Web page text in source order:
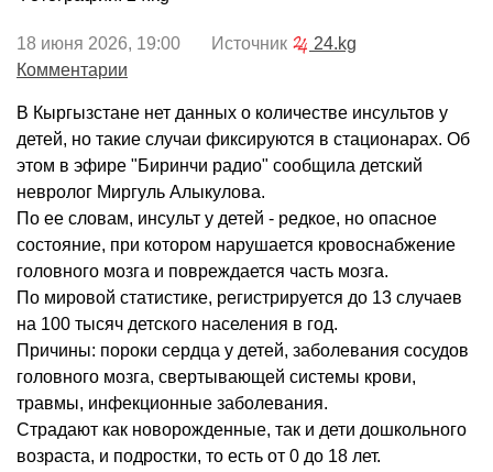
18 июня 2026, 19:00 Источник
24.kg
Комментарии
В Кыргызстане нет данных о количестве инсультов у
детей, но такие случаи фиксируются в стационарах. Об
этом в эфире "Биринчи радио" сообщила детский
невролог Миргуль Алыкулова.
По ее словам, инсульт у детей - редкое, но опасное
состояние, при котором нарушается кровоснабжение
головного мозга и повреждается часть мозга.
По мировой статистике, регистрируется до 13 случаев
на 100 тысяч детского населения в год.
Причины: пороки сердца у детей, заболевания сосудов
головного мозга, свертывающей системы крови,
травмы, инфекционные заболевания.
Страдают как новорожденные, так и дети дошкольного
возраста, и подростки, то есть от 0 до 18 лет.